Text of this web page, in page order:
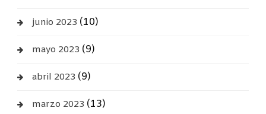
junio 2023 (10)
mayo 2023 (9)
abril 2023 (9)
marzo 2023 (13)